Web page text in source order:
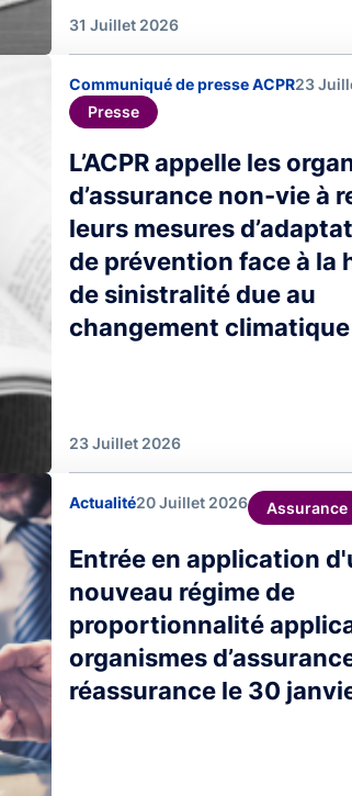
31 Juillet 2026
Communiqué de presse ACPR23
Presse
L’ACPR appelle les
d’assurance non-vie à
leurs mesures
de prévention face à la
de sinistralité due au
changement climatique
23 Juillet 2026
Actualité20 Juillet 2026 Assurance
Entrée en application
nouveau régime de
proportionnalité
organismes
réassurance le 30